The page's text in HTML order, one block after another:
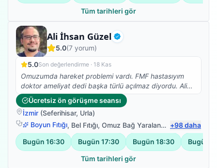
Tüm tarihleri gör
Ali İhsan Güzel Doğrulanmış
Fizyoterapist
5.0(7 yorum)
5.0Son değerlendirme · 18 Kas
Omuzumda hareket problemi vardı. FMF hastasıyım
doktor ameliyat dedi başka türlü açılmaz diyordu. Ali
ihsan bey sayesinde omuzum açıldı. Doktoruma
gösterdim omuzda açılma gördüğü için ne
yaptırıyorsan yaptırmaya devam et dedi. Ali ihsan bey
e çok teşşekkür ederim onun sayesinde ameliyattan
kurtuldum.
Ücretsiz ön görüşme seansı
İzmir (Seferihisar, Urla)
Boyun Fıtığı, Bel Fıtığı, Omuz Bağ Yaralanması ,Protez
+98daha
Bugün 16:30 Bugün 17:30 Bugün 18:30 Bugün
Tüm tarihleri gör